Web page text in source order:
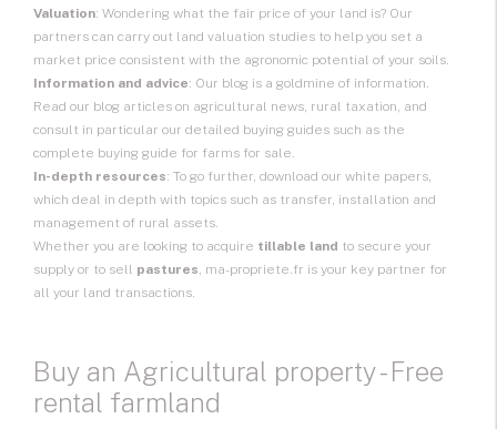
Valuation: Wondering what the fair price of your land is? Our
partners can carry out land valuation studies to help you set a
market price consistent with the agronomic potential of your soils.
Information and advice: Our blog is a goldmine of information.
Read our blog articles on agricultural news, rural taxation, and
consult in particular our detailed buying guides such as the
complete buying guide for farms for sale.
In-depth resources: To go further, download our white papers,
which deal in depth with topics such as transfer, installation and
management of rural assets.
Whether you are looking to acquire tillable land to secure your
supply or to sell pastures, ma-propriete.fr is your key partner for
all your land transactions.
Buy an Agricultural property - Free
rental farmland